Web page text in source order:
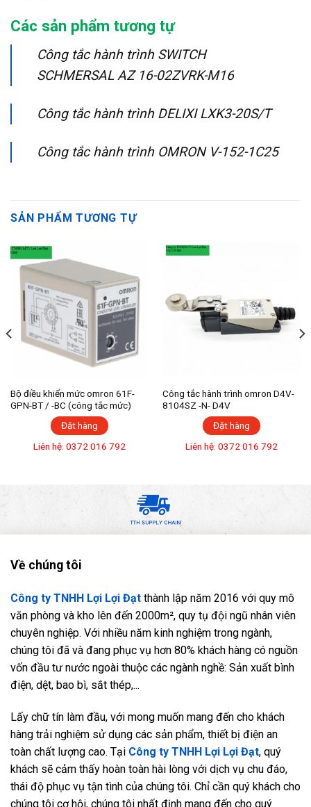
Các sản phẩm tương tự
Công tắc hành trình SWITCH
SCHMERSAL AZ 16-02ZVRK-M16
Công tắc hành trình DELIXI LXK3-20S/T
Công tắc hành trình OMRON V-152-1C25
SẢN PHẨM TƯƠNG TỰ
Bộ điều khiển mức omron 61F-
GPN-BT / -BC (công tắc mức)
Đặt hàng
Liên hệ: 0372 016 792
Công tắc hành trình omron D4V-
8104SZ -N- D4V
Đặt hàng
Liên hệ: 0372 016 792
Về chúng tôi
Công ty TNHH Lợi Lợi Đạt thành lập năm 2016 với quy mô
văn phòng và kho lên đến 2000m², quy tụ đội ngũ nhân viên
chuyên nghiệp. Với nhiều năm kinh nghiệm trong ngành,
chúng tôi đã và đang phục vụ hơn 80% khách hàng có nguồn
vốn đầu tư nước ngoài thuộc các ngành nghề: Sản xuất bình
điện, dệt, bao bì, sắt thép,...
Lấy chữ tín làm đầu, với mong muốn mang đến cho khách
hàng trải nghiệm sử dụng các sản phẩm, thiết bị điện an
toàn chất lượng cao. Tại Công ty TNHH Lợi Lợi Đạt, quý
khách sẽ cảm thấy hoàn toàn hài lòng với dịch vụ chu đáo,
thái độ phục vụ tận tình của chúng tôi. Chỉ cần quý khách cho
chúng tôi cơ hội, chúng tôi nhất định mang đến cho quý